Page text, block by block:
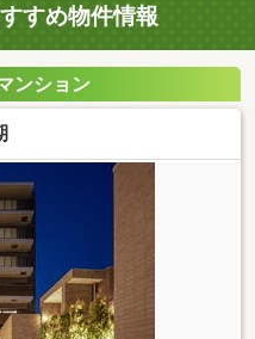
すめ物件情報
ンション